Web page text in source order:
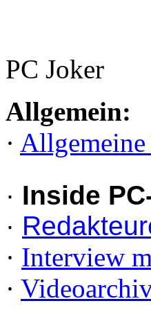
PC Joker
Allgemein:
·
· Inside
·
· Interview
·